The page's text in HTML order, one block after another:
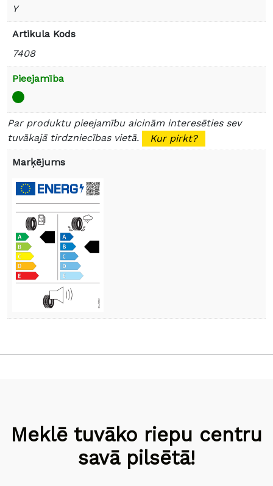
Y
Artikula Kods
7408
Pieejamība
Par produktu pieejamību aicinām interesēties sev
tuvākajā tirdzniecības vietā.
Kur pirkt?
Marķējums
Meklē tuvāko riepu centru
savā pilsētā!